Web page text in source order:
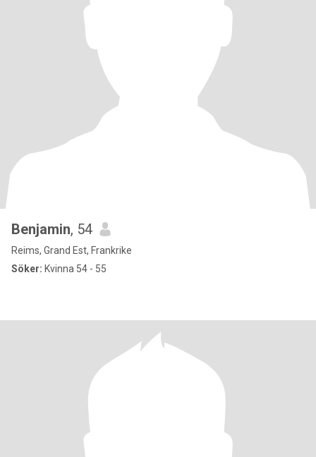
Benjamin, 54
Reims, Grand Est, Frankrike
Söker: Kvinna 54 - 55